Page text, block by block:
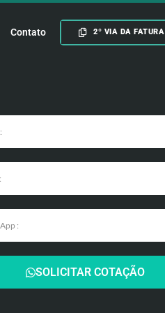
Contato 2º VIA DA FATURA
SOLICITAR COTAÇÃO